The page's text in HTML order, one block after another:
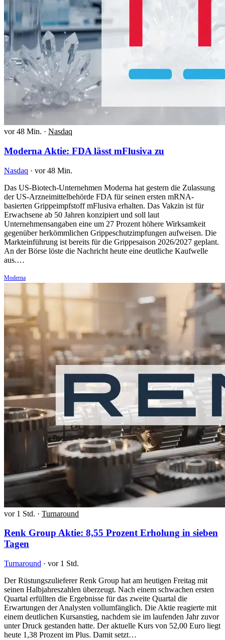
vor 48 Min. · Nasdaq
Moderna Aktie: FDA lässt mFlusiva zu
Nasdaq · vor 48 Min.
Das US-Biotech-Unternehmen Moderna hat gestern die Zulassung
der US-Arzneimittelbehörde FDA für seinen ersten mRNA-
basierten Grippeimpfstoff mFlusiva erhalten. Das Vakzin ist für
Erwachsene ab 50 Jahren konzipiert und soll laut
Unternehmensangaben eine um 27 Prozent höhere Wirksamkeit
gegenüber herkömmlichen Grippeschutzimpfungen aufweisen. Die
Markteinführung ist bereits für die Grippesaison 2026/2027 geplant.
An der Börse löste die Nachricht heute eine deutliche Kaufwelle
aus.…
Moderna
vor 1 Std. · Turnaround
Renk Group Aktie: 8,55 Prozent Erholung in sieben
Tagen
Turnaround · vor 1 Std.
Der Rüstungszulieferer Renk Group hat am heutigen Freitag mit
seinen Halbjahreszahlen überzeugt. Nach einem schwachen ersten
Quartal erfüllten die Ergebnisse für das zweite Quartal die
Erwartungen der Analysten vollumfänglich. Die Aktie reagierte mit
einem deutlichen Kursanstieg, nachdem sie im laufenden Jahr zuvor
unter Druck gestanden hatte. Der aktuelle Kurs von 52,00 Euro liegt
heute 1,38 Prozent im Plus. Damit setzt…